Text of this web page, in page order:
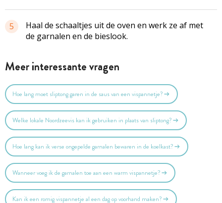
5
Haal de schaaltjes uit de oven en werk ze af met
de garnalen en de bieslook.
Meer interessante vragen
Hoe lang moet sliptong garen in de saus van een vispannetje?
Welke lokale Noordzeevis kan ik gebruiken in plaats van sliptong?
Hoe lang kan ik verse ongepelde garnalen bewaren in de koelkast?
Wanneer voeg ik de garnalen toe aan een warm vispannetje?
Kan ik een romig vispannetje al een dag op voorhand maken?